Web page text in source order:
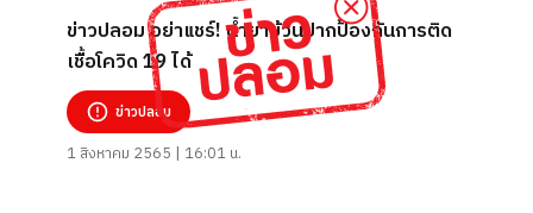
ข่าวปลอม อย่าแชร์! น้ำยาบ้วนปากป้องกันการติด
เชื้อโควิด 19 ได้
ข่าวปลอม
1 สิงหาคม 2565 | 16:01 น.